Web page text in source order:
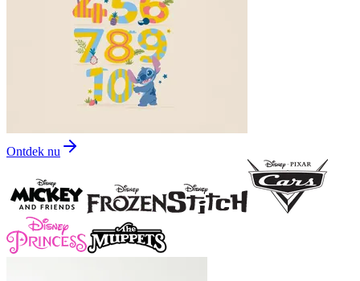
Ontdek nu